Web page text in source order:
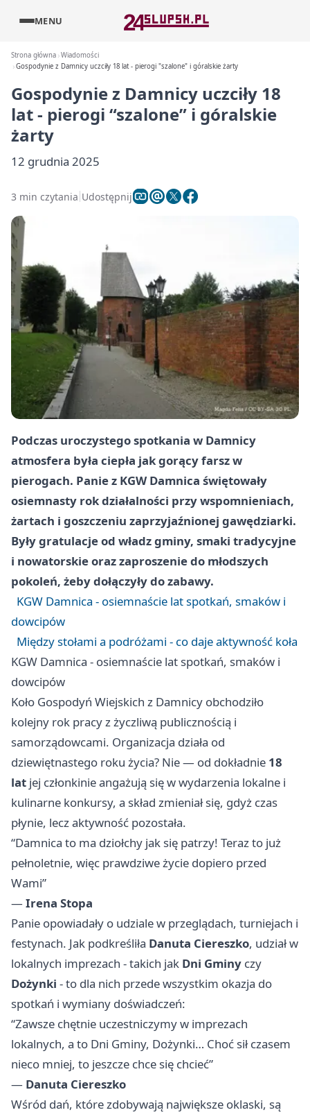
MENU
Strona główna Wiadomości
Gospodynie z Damnicy uczciły 18 lat - pierogi "szalone" i góralskie żarty
Gospodynie z Damnicy uczciły 18
lat - pierogi “szalone” i góralskie
żarty
12 grudnia 2025
3 min czytania Udostępnij
Podczas uroczystego spotkania w Damnicy
atmosfera była ciepła jak gorący farsz w
pierogach. Panie z KGW Damnica świętowały
osiemnasty rok działalności przy wspomnieniach,
żartach i goszczeniu zaprzyjaźnionej gawędziarki.
Były gratulacje od władz gminy, smaki tradycyjne
i nowatorskie oraz zaproszenie do młodszych
pokoleń, żeby dołączyły do zabawy.
KGW Damnica - osiemnaście lat spotkań, smaków i
dowcipów
Między stołami a podróżami - co daje aktywność koła
KGW Damnica - osiemnaście lat spotkań, smaków i
dowcipów
Koło Gospodyń Wiejskich z Damnicy obchodziło
kolejny rok pracy z życzliwą publicznością i
samorządowcami. Organizacja działa od
dziewiętnastego roku życia? Nie — od dokładnie 18
lat jej członkinie angażują się w wydarzenia lokalne i
kulinarne konkursy, a skład zmieniał się, gdyż czas
płynie, lecz aktywność pozostała.
“Damnica to ma dziołchy jak się patrzy! Teraz to już
pełnoletnie, więc prawdziwe życie dopiero przed
Wami”
— Irena Stopa
Panie opowiadały o udziale w przeglądach, turniejach i
festynach. Jak podkreśliła Danuta Ciereszko, udział w
lokalnych imprezach - takich jak Dni Gminy czy
Dożynki - to dla nich przede wszystkim okazja do
spotkań i wymiany doświadczeń:
“Zawsze chętnie uczestniczymy w imprezach
lokalnych, a to Dni Gminy, Dożynki… Choć sił czasem
nieco mniej, to jeszcze chce się chcieć”
— Danuta Ciereszko
Wśród dań, które zdobywają największe oklaski, są